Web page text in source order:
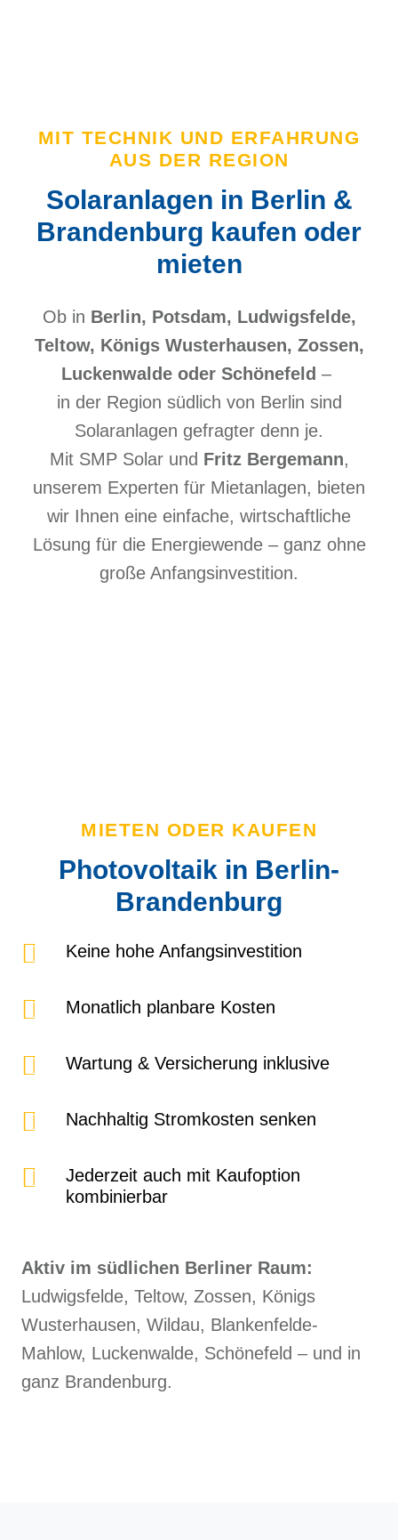
MIT TECHNIK UND ERFAHRUNG
AUS DER REGION
Solaranlagen in Berlin &
Brandenburg kaufen oder
mieten
Ob in Berlin, Potsdam, Ludwigsfelde,
Teltow, Königs Wusterhausen, Zossen,
Luckenwalde oder Schönefeld –
in der Region südlich von Berlin sind
Solaranlagen gefragter denn je.
Mit SMP Solar und Fritz Bergemann,
unserem Experten für Mietanlagen, bieten
wir Ihnen eine einfache, wirtschaftliche
Lösung für die Energiewende – ganz ohne
große Anfangsinvestition.
MIETEN ODER KAUFEN
Photovoltaik in Berlin-
Brandenburg
Keine hohe Anfangsinvestition
Monatlich planbare Kosten
Wartung & Versicherung inklusive
Nachhaltig Stromkosten senken
Jederzeit auch mit Kaufoption
kombinierbar
Aktiv im südlichen Berliner Raum:
Ludwigsfelde, Teltow, Zossen, Königs
Wusterhausen, Wildau, Blankenfelde-
Mahlow, Luckenwalde, Schönefeld – und in
ganz Brandenburg.